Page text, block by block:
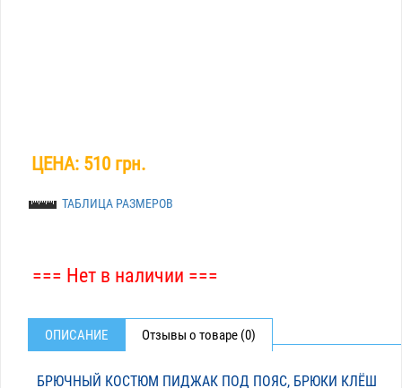
ЦЕНА: 510 грн.
ТАБЛИЦА РАЗМЕРОВ
=== Нет в наличии ===
ОПИСАНИЕ Отзывы о товаре (0)
БРЮЧНЫЙ КОСТЮМ ПИДЖАК ПОД ПОЯС, БРЮКИ КЛЁШ